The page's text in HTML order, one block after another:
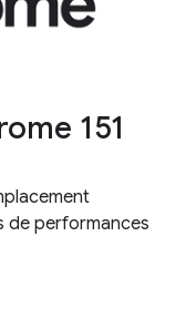
151
de performances